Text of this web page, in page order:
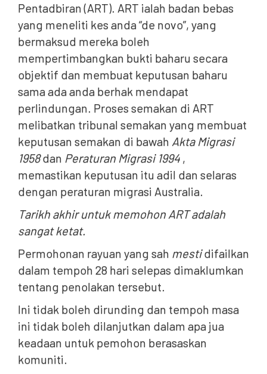
Pentadbiran (ART). ART ialah badan bebas
yang meneliti kes anda “de novo”, yang
bermaksud mereka boleh
mempertimbangkan bukti baharu secara
objektif dan membuat keputusan baharu
sama ada anda berhak mendapat
perlindungan. Proses semakan di ART
melibatkan tribunal semakan yang membuat
keputusan semakan di bawah Akta Migrasi
1958dan Peraturan Migrasi 1994 ,
memastikan keputusan itu adil dan selaras
dengan peraturan migrasi Australia.
Tarikh akhir untuk memohon ART adalah
sangat ketat.
Permohonan rayuan yang sah mestidifailkan
dalam tempoh 28 hari selepas dimaklumkan
tentang penolakan tersebut.
Ini tidak boleh dirunding dan tempoh masa
ini tidak boleh dilanjutkan dalam apa jua
keadaan untuk pemohon berasaskan
komuniti.